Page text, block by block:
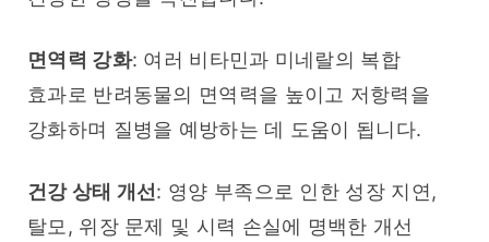
면역력 강화: 여러 비타민과 미네랄의 복합
효과로 반려동물의 면역력을 높이고 저항력을
강화하며 질병을 예방하는 데 도움이 됩니다.
건강 상태 개선 : 영양 부족으로 인한 성장 지연,
탈모, 위장 문제 및 시력 손실에 명백한 개선